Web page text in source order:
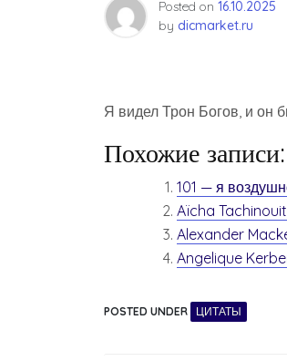
Posted on 16.10.2025
by dicmarket.ru
Я видел Трон Богов, и он
Похожие записи:
101 — я
Aïcha
Alexander
Angelique
POSTED UNDER ЦИТАТЫ